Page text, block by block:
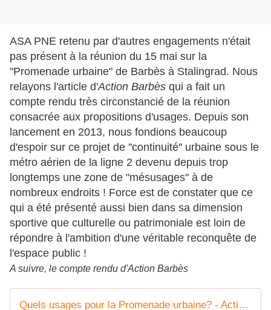
ASA PNE retenu par d'autres engagements n'était
pas présent à la réunion du 15 mai sur la
"Promenade urbaine" de Barbès à Stalingrad. Nous
relayons l'article d'Action Barbès qui a fait un
compte rendu très circonstancié de la réunion
consacrée aux propositions d'usages. Depuis son
lancement en 2013, nous fondions beaucoup
d'espoir sur ce projet de ''continuité'' urbaine sous le
métro aérien de la ligne 2 devenu depuis trop
longtemps une zone de "mésusages" à de
nombreux endroits ! Force est de constater que ce
qui a été présenté aussi bien dans sa dimension
sportive que culturelle ou patrimoniale est loin de
répondre à l'ambition d'une véritable reconquête de
l'espace public !
A suivre, le compte rendu d'Action Barbès
Quels usages pour la Promenade urbaine? - Action Barbès